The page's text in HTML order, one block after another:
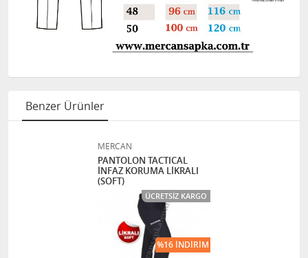
Benzer Ürünler
MERCAN
PANTOLON TACTICAL
İNFAZ KORUMA LİKRALI
(SOFT)
ÜCRETSIZ KARGO
%16 İNDIRIM